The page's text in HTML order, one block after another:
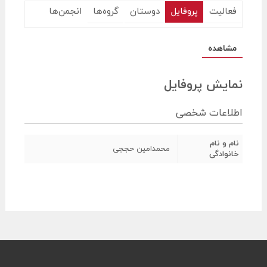
فعالیت پروفایل دوستان گروه‌ها انجمن‌ها
مشاهده
نمایش پروفایل
اطلاعات شخصی
نام و نام
خانوادگی
محمدامین حججی